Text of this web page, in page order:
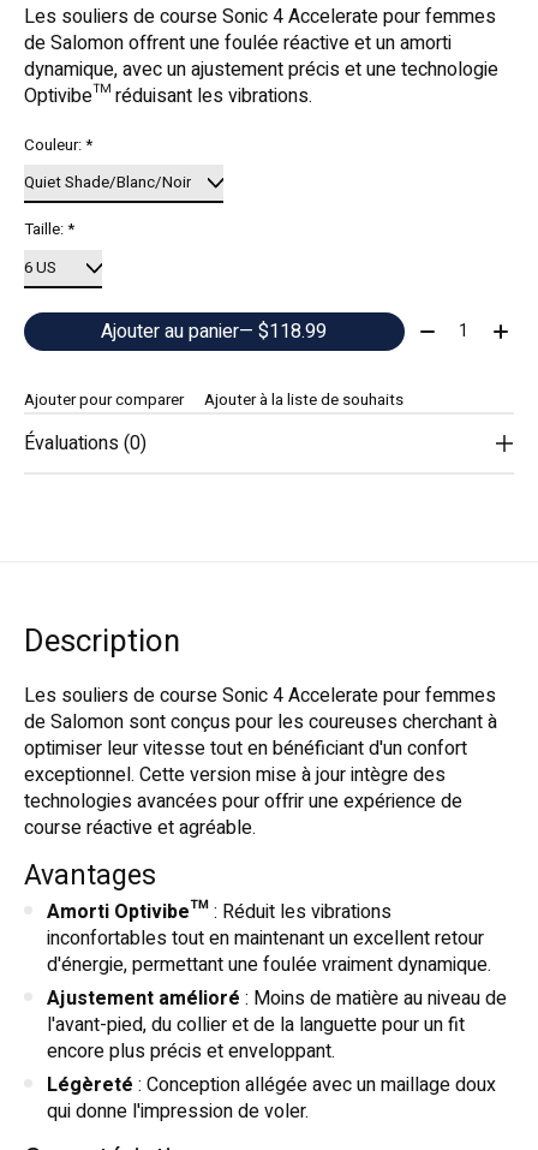
Les souliers de course Sonic 4 Accelerate pour femmes
de Salomon offrent une foulée réactive et un amorti
dynamique, avec un ajustement précis et une technologie
Optivibe™ réduisant les vibrations.
Couleur:*
Taille:*
Ajouter au panier — $118.99 Quantité:
Ajouter pour comparer Ajouter à la liste de souhaits
Évaluations (0)
Description
Les souliers de course Sonic 4 Accelerate pour femmes
de Salomon sont conçus pour les coureuses cherchant à
optimiser leur vitesse tout en bénéficiant d'un confort
exceptionnel. Cette version mise à jour intègre des
technologies avancées pour offrir une expérience de
course réactive et agréable.
Avantages
Amorti Optivibe™: Réduit les vibrations
inconfortables tout en maintenant un excellent retour
d'énergie, permettant une foulée vraiment dynamique.
Ajustement amélioré : Moins de matière au niveau de
l'avant-pied, du collier et de la languette pour un fit
encore plus précis et enveloppant.
Légèreté : Conception allégée avec un maillage doux
qui donne l'impression de voler.